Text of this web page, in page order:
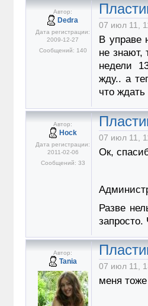
Автор:
Dedra
Дата регистрации:
2009-12-27
Сообщений: 140
07 июл 11,
В управе
не знают,
недели
жду.. а
что
Автор:
Hock
Дата регистрации:
2011-02-06
Сообщений: 33
07 июл 11,
Ок,
Разве
Автор:
Tania
07 июл 11,
меня